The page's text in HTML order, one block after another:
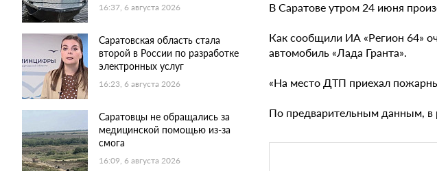
16:37, 6 августа 2026
Саратовская область стала
второй в России по разработке
электронных услуг
16:23, 6 августа 2026
Саратовцы не обращались за
медицинской помощью из-за
смога
16:09, 6 августа 2026
В Саратове утром 24 июня
Как сообщили ИА «Регион 64»
автомобиль «Лада Гранта».
«На место ДТП приехал
По предварительным данным, в